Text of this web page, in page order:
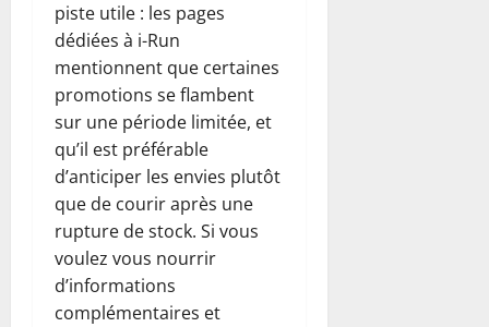
piste utile : les pages
dédiées à i-Run
mentionnent que certaines
promotions se flambent
sur une période limitée, et
qu’il est préférable
d’anticiper les envies plutôt
que de courir après une
rupture de stock. Si vous
voulez vous nourrir
d’informations
complémentaires et